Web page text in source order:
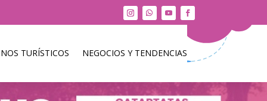
TURÍSTICOS NEGOCIOS Y TENDENCIAS